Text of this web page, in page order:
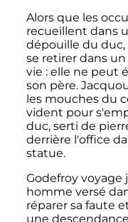
Alors que les
recueillent dans
dépouille du
se retirer dans
vie : elle ne peut
son père.
les mouches du
vident pour
duc, serti de
derrière l'office
statue.
Godefroy
homme versé
réparer sa faute
une